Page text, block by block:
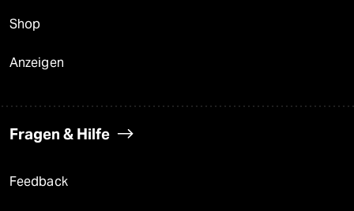
Shop
Anzeigen
Fragen & Hilfe
Feedback